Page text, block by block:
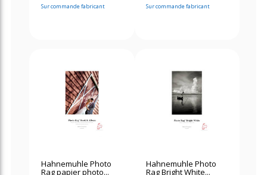
Sur commande fabricant Sur commande fabricant
Hahnemuhle Photo
Rag papier photo...
Hahnemuhle Photo
Rag Bright White...